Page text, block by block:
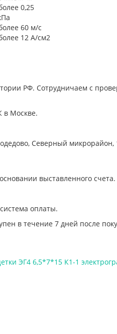
0,25
60 м/с
12 А/см2
РФ. Сотрудничаем с
в Москве.
Северный
выставленного счета.
оплаты.
в течение 7 дней после
ЭГ4 6,5*7*15 К1-1